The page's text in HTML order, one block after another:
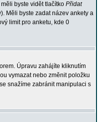
byste vidět tlačítko Přidat
Měli byste zadat název ankety a
limit pro anketu, kde 0
Úpravu zahájíte kliknutím
vymazat nebo změnit položku
snažíme zabránit manipulaci s